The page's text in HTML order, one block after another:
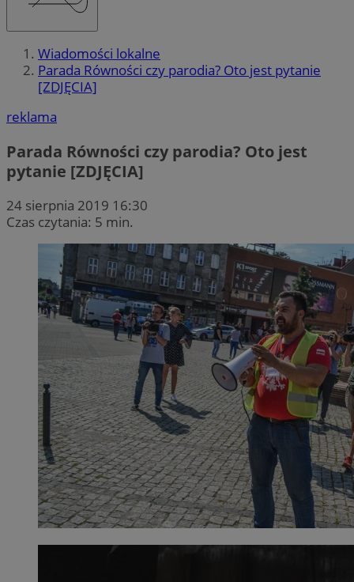
Wiadomości lokalne
Parada Równości czy parodia? Oto jest pytanie
[ZDJĘCIA]
reklama
Parada Równości czy parodia? Oto jest
pytanie [ZDJĘCIA]
24 sierpnia 2019 16:30
Czas czytania: 5 min.